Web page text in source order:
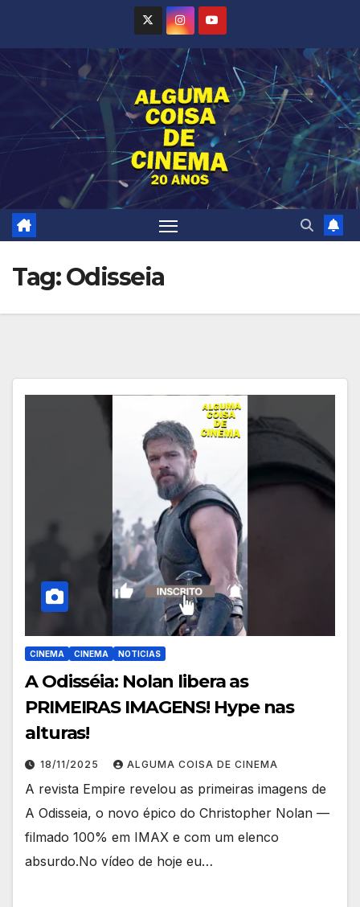
Tag:Odisseia
CINEMA CINEMA NOTICIAS
A Odisséia: Nolan libera as
PRIMEIRAS IMAGENS! Hype nas
alturas!
18/11/2025 ALGUMA COISA DE CINEMA
A revista Empire revelou as primeiras imagens de
A Odisseia, o novo épico do Christopher Nolan —
filmado 100% em IMAX e com um elenco
absurdo.No vídeo de hoje eu…